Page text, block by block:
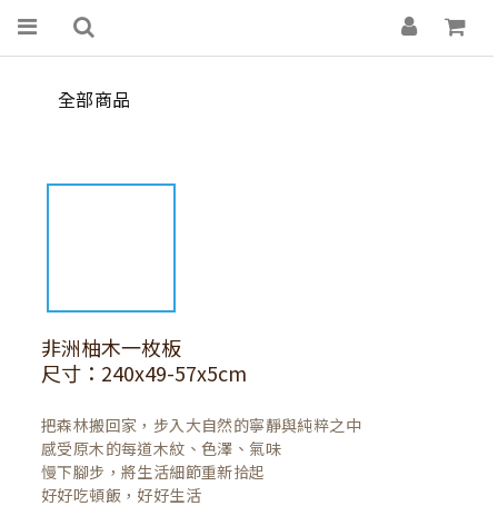
全部商品
非洲柚木一枚板
尺寸：240x49-57x5cm
把森林搬回家，步入大自然的寧靜與純粹之中
感受原木的每道木紋、色澤、氣味
慢下腳步，將生活細節重新拾起
好好吃頓飯，好好生活